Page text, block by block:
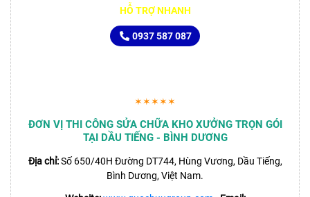
HỖ TRỢ NHANH
0937 587 087
✶✶✶✶✶
ĐƠN VỊ THI CÔNG SỬA CHỮA KHO XƯỞNG TRỌN GÓI
TẠI DẦU TIẾNG - BÌNH DƯƠNG
Địa chỉ:Số 650/40H Đường DT744, Hùng Vương, Dầu Tiếng,
Bình Dương, Việt Nam.